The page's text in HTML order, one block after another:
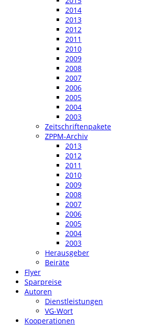
2014
2013
2012
2011
2010
2009
2008
2007
2006
2005
2004
2003
Zeitschriftenpakete
ZPPM-Archiv
2013
2012
2011
2010
2009
2008
2007
2006
2005
2004
2003
Herausgeber
Beiräte
Flyer
Sparpreise
Autoren
Dienstleistungen
VG-Wort
Kooperationen